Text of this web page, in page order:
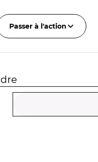
Passer à l'action